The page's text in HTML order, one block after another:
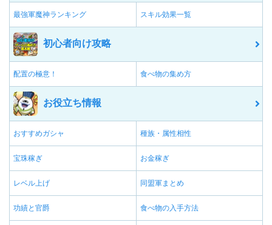
最強軍魔神ランキング スキル効果一覧
初心者向け攻略
配置の極意！ 食べ物の集め方
お役立ち情報
おすすめガシャ 種族・属性相性
宝珠稼ぎ お金稼ぎ
レベル上げ 同盟軍まとめ
功績と官爵 食べ物の入手方法